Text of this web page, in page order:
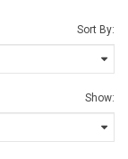
Sort By:
Show: